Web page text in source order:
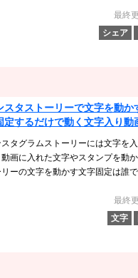
最終
シェア
スタストーリーで文字を動か
定するだけで動く文字入り動
スタグラムストーリーには文字を
画に入れた文字やスタンプを動
リーの文字を動かす文字固定は誰
最終
文字